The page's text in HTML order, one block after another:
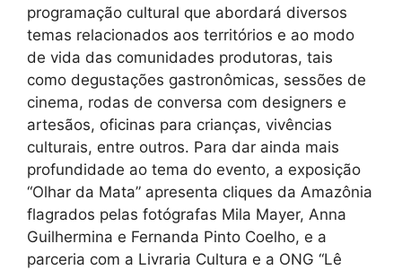
programação cultural que abordará diversos
temas relacionados aos territórios e ao modo
de vida das comunidades produtoras, tais
como degustações gastronômicas, sessões de
cinema, rodas de conversa com designers e
artesãos, oficinas para crianças, vivências
culturais, entre outros. Para dar ainda mais
profundidade ao tema do evento, a exposição
“Olhar da Mata” apresenta cliques da Amazônia
flagrados pelas fotógrafas Mila Mayer, Anna
Guilhermina e Fernanda Pinto Coelho, e a
parceria com a Livraria Cultura e a ONG “Lê